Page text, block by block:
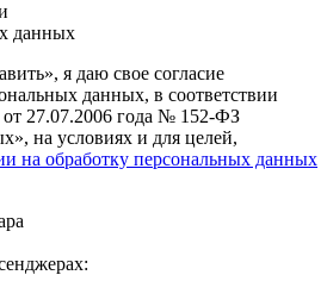
данных
я даю свое согласие
данных, в соответствии
27.07.2006 года № 152-ФЗ
на условиях и для целей,
на обработку персональных данных